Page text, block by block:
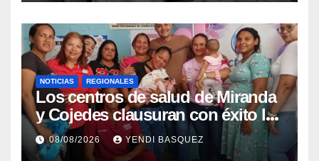
NOTICIAS REGIONALES
Los centros de salud de Miranda
y Cojedes clausuran con éxito la
Semana Mundial de la Lactancia
Materna
08/08/2026 YENDI BASQUEZ